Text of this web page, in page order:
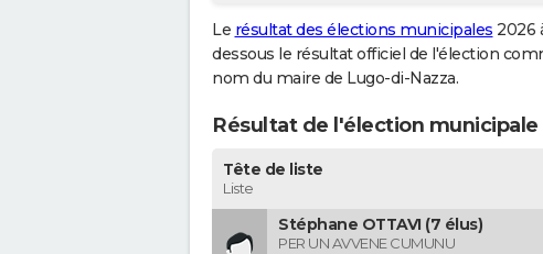
Le résultat des élections municipales 2026
dessous le résultat officiel de l'élection
nom du maire de Lugo-di-Nazza.
Résultat de l'élection municipale
Tête de liste
Liste
Stéphane OTTAVI (7 élus)
PER UN AVVENE CUMUNU